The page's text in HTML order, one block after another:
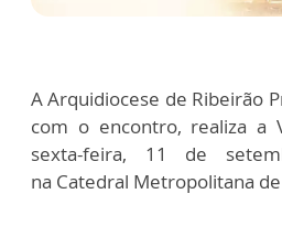
A Arquidiocese de Ribeirão
com o encontro, realiza a
sexta-feira, 11 de
na Catedral Metropolitana de